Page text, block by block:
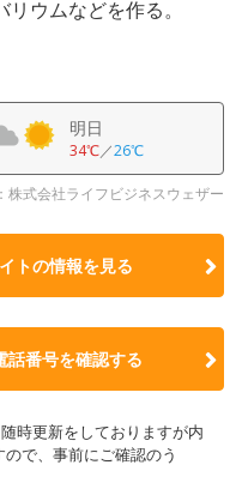
ウムなどを作る。
明日
34℃／26℃
株式会社ライフビジネスウェザー
トの情報を見る
話番号を確認する
時更新をしておりますが内
で、事前にご確認のう